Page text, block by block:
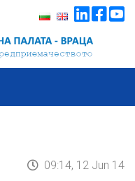
09:14, 12 Jun 14